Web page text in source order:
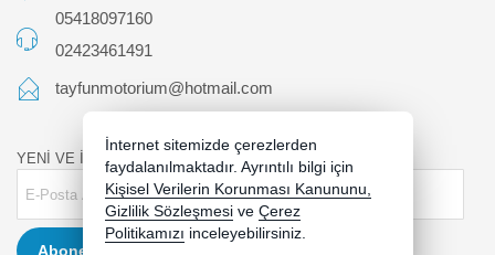
05418097160
02423461491
tayfunmotorium@hotmail.com
YENİ VE İNDİRİMLİ ÜRÜNLERDEN HABERDAR OLUN !
Abone Ol
İnternet sitemizde çerezlerden
faydalanılmaktadır. Ayrıntılı bilgi için
Kişisel Verilerin Korunması Kanununu,
Gizlilik Sözleşmesi ve Çerez
Politikamızı inceleyebilirsiniz.